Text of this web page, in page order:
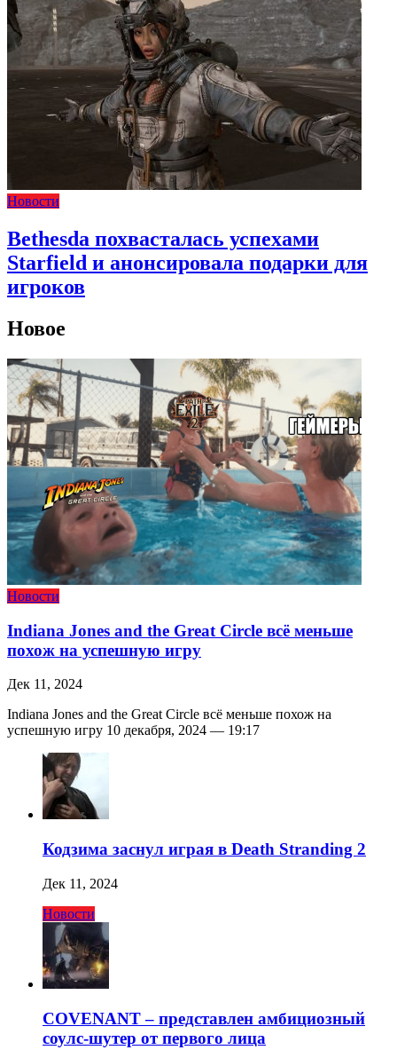
Новости
Bethesda похвасталась успехами
Starfield и анонсировала подарки для
игроков
Новое
Новости
Indiana Jones and the Great Circle всё меньше
похож на успешную игру
Дек 11, 2024
Indiana Jones and the Great Circle всё меньше похож на
успешную игру 10 декабря, 2024 — 19:17
Кодзима заснул играя в Death Stranding 2
Дек 11, 2024
Новости
COVENANT – представлен амбициозный
соулс-шутер от первого лица